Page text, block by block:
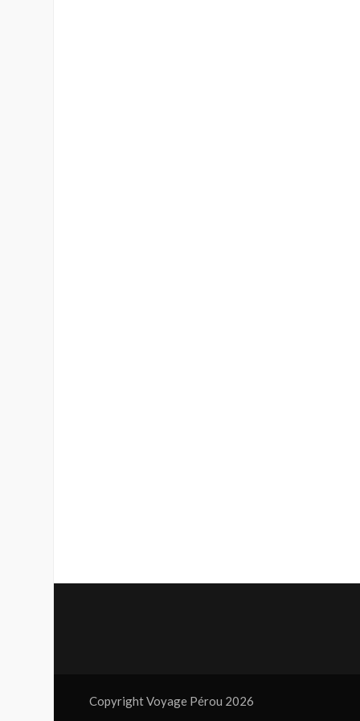
Copyright Voyage Pérou 2026